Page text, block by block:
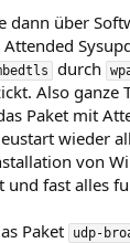
dann über
durch
Also ganze
Paket mit
wieder
von
und fast alles
Paket udp-